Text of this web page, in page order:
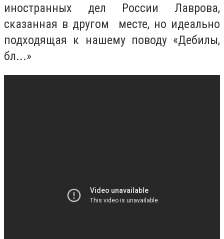
иностранных дел России Лаврова,
сказанная в другом месте, но идеально
подходящая к нашему поводу «Дебилы,
бл...»